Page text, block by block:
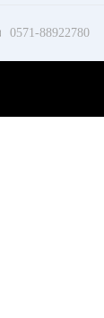
0571-88922780